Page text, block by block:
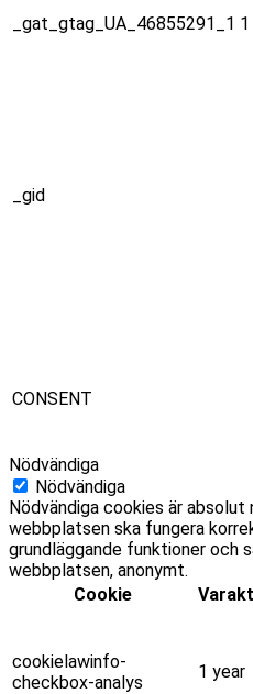
_gat_gtag_UA_46855291_1
_gid
CONSENT
Nödvändiga
Nödvändiga
Nödvändiga cookies är
webbplatsen ska fungera
grundläggande funktioner och
webbplatsen, anonymt.
Cookie
cookielawinfo-
checkbox-analys
1 year